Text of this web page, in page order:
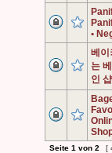
•
베이
는
인
Seite 1 von 2 [